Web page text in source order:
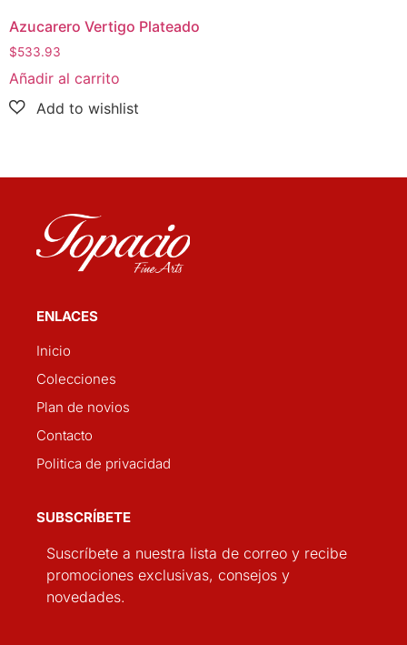
Azucarero Vertigo Plateado
$533.93
Añadir al carrito
ENLACES
Inicio
Colecciones
Plan de novios
Contacto
Politica de privacidad
SUBSCRÍBETE
Suscríbete a nuestra lista de correo y recibe
promociones exclusivas, consejos y
novedades.